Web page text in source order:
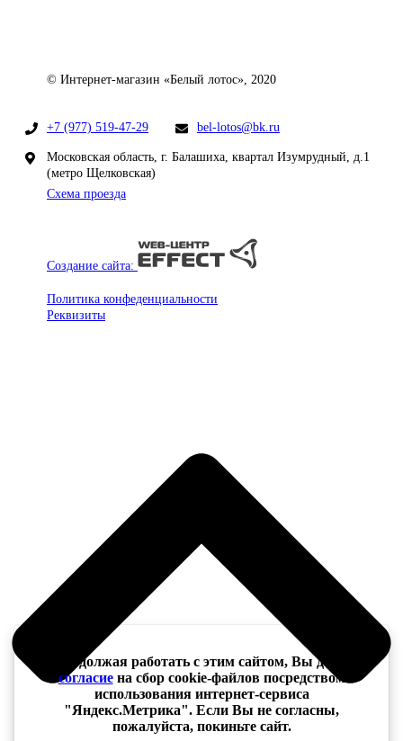
© Интернет-магазин «Белый лотос», 2020
+7 (977) 519-47-29 bel-lotos@bk.ru
Московская область, г. Балашиха, квартал Изумрудный, д.1
(метро Щелковская)
Схема проезда
Создание сайта:
Политика конфеденциальности
Реквизиты
Продолжая работать с этим сайтом, Вы даёте
согласиена сбор cookie-файлов посредством
использования интернет-сервиса
"Яндекс.Метрика". Если Вы не согласны,
пожалуйста, покиньте сайт.